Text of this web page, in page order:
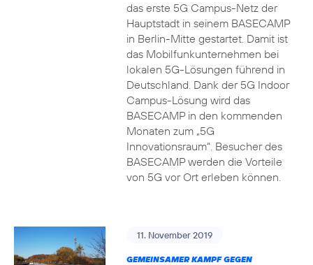
das erste 5G Campus-Netz der
Hauptstadt in seinem BASECAMP
in Berlin-Mitte gestartet. Damit ist
das Mobilfunkunternehmen bei
lokalen 5G-Lösungen führend in
Deutschland. Dank der 5G Indoor
Campus-Lösung wird das
BASECAMP in den kommenden
Monaten zum „5G
Innovationsraum“. Besucher des
BASECAMP werden die Vorteile
von 5G vor Ort erleben können.
11. November 2019
GEMEINSAMER KAMPF GEGEN